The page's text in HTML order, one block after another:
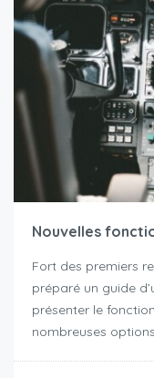
Nouvelles
Fort des premiers
préparé un guide
présenter le
nombreuses